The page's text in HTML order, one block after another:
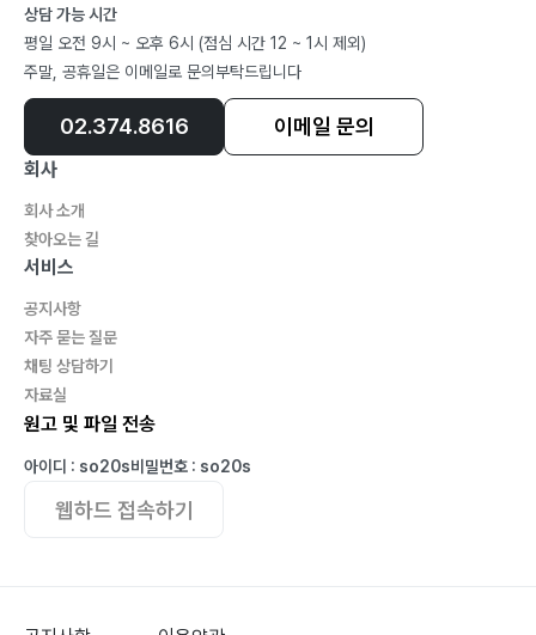
상담 가능 시간
평일 오전 9시 ~ 오후 6시 (점심 시간 12 ~ 1시 제외)
주말, 공휴일은 이메일로 문의부탁드립니다
02.374.8616 이메일 문의
회사
회사 소개
찾아오는 길
서비스
공지사항
자주 묻는 질문
채팅 상담하기
자료실
원고 및 파일 전송
아이디 : so20s비밀번호 : so20s
웹하드 접속하기